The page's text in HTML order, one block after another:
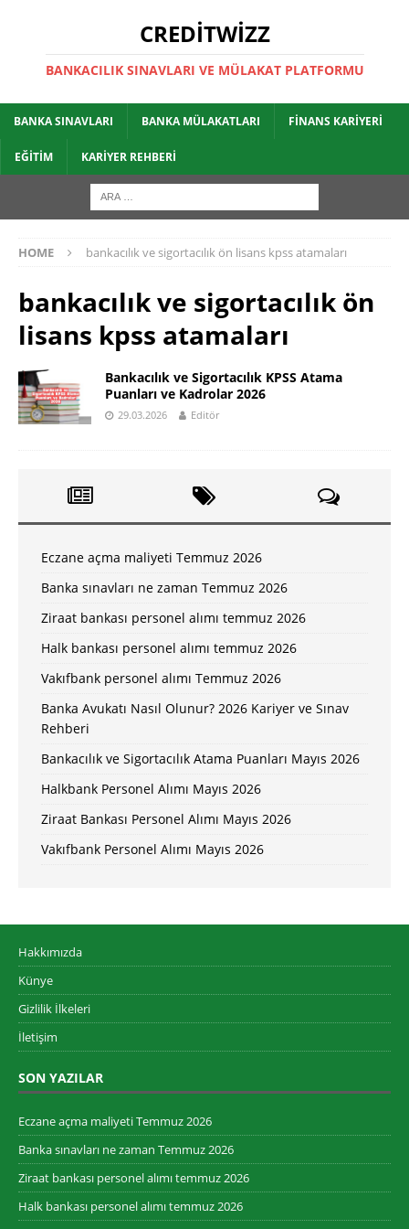
CREDITWIZZ
BANKACILIK SINAVLARI VE MÜLAKAT PLATFORMU
BANKA SINAVLARI BANKA MÜLAKATLARI FINANS KARIYERI
EĞITIM KARIYER REHBERI
HOME bankacılık ve sigortacılık ön lisans kpss atamaları
bankacılık ve sigortacılık ön
lisans kpss atamaları
Bankacılık ve Sigortacılık KPSS Atama
Puanları ve Kadrolar 2026
29.03.2026 Editör
Eczane açma maliyeti Temmuz 2026
Banka sınavları ne zaman Temmuz 2026
Ziraat bankası personel alımı temmuz 2026
Halk bankası personel alımı temmuz 2026
Vakıfbank personel alımı Temmuz 2026
Banka Avukatı Nasıl Olunur? 2026 Kariyer ve Sınav
Rehberi
Bankacılık ve Sigortacılık Atama Puanları Mayıs 2026
Halkbank Personel Alımı Mayıs 2026
Ziraat Bankası Personel Alımı Mayıs 2026
Vakıfbank Personel Alımı Mayıs 2026
Hakkımızda
Künye
Gizlilik İlkeleri
İletişim
SON YAZILAR
Eczane açma maliyeti Temmuz 2026
Banka sınavları ne zaman Temmuz 2026
Ziraat bankası personel alımı temmuz 2026
Halk bankası personel alımı temmuz 2026